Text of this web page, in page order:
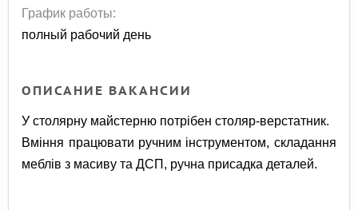
График работы:
полный рабочий день
ОПИСАНИЕ ВАКАНСИИ
У столярну майстерню потрібен столяр-верстатник.
Вміння працювати ручним інструментом, складання
меблів з масиву та ДСП, ручна присадка деталей.